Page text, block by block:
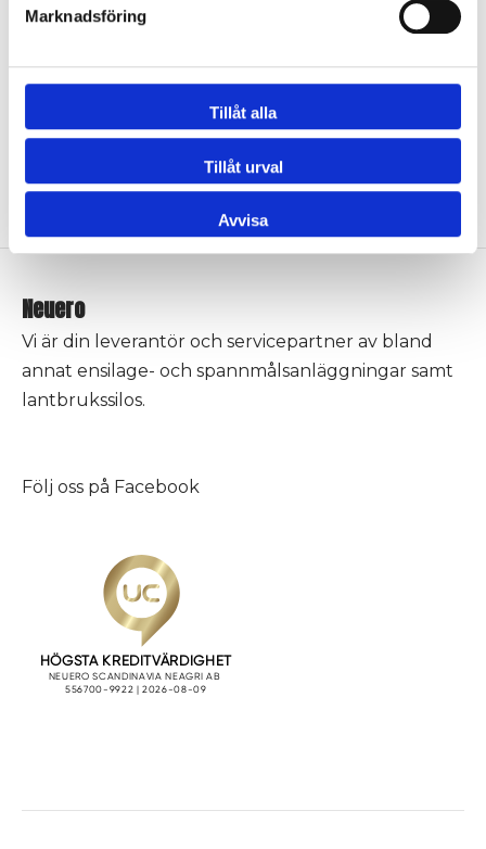
Marknadsföring
Tillåt alla
Tillåt urval
Avvisa
Logga in för att se pris
Boggie
Logga in för att se pris
Neuero
Vi är din leverantör och servicepartner av bland
annat ensilage- och spannmålsanläggningar samt
lantbrukssilos.
Följ oss på Facebook